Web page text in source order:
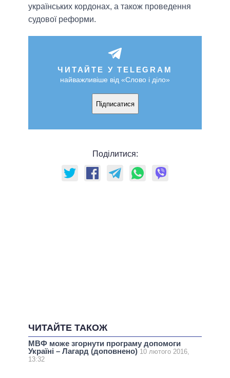
українських кордонах, а також проведення
судової реформи.
ЧИТАЙТЕ У TELEGRAM
найважливіше від «Слово і діло»
Підписатися
Поділитися:
ЧИТАЙТЕ ТАКОЖ
МВФ може згорнути програму допомоги
Україні – Лагард (доповнено) 10 лютого 2016,
13:32